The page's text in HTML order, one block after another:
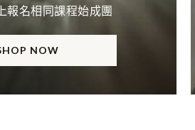
報名相同課程始成團
NOW